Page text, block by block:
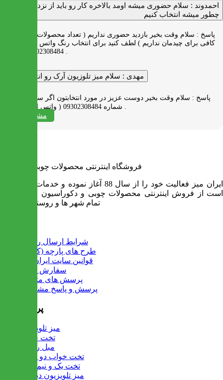
احمدوند : سلام حضوری میشه اومد بالاخره کار رو باید از نزدیک دید
چطور میشه انتخاب کنیم
پاسخ : سلام وقت بخیر بازدید حضوری نداریم ( تعداد محصولات زیاد و فضای
کافی برای چیدمان نداریم ) لطف کنید برای انتخاب رنگ واتس اپ به شماره
09302308484 پیام بدید .
مهدی : سلام میز تلوزیون آرک رو انتخاب کردم
پاسخ : سلام وقت بخیر دوست عزیز در مورد انتخابتون اگر سوالی دارید به
مشاهده همه
فروشگاه اینترنتی محصولات چوبی ایران میز
ایران میز فعالیت خود را از سال 88 آغاز نموده و خدمات آن عبارت
است از فروش اینترنتی محصولات چوبی و دکوراسیون و ارسال به
تمام شهر ها و روستاهای کشور
شرایط ارسال رایگان
طرح های پارچه (کالیته)
قوانین سایت ایران میز
سفارش عمده
پرسش های متداول
پرسش و پاسخ مشتریان
پرفروش ها
میز تلویزیون
تخت خواب
مبل راحتی
تخت خواب دو طبقه
تخت یک و نیم نفره
میز تلویزیون دیواری